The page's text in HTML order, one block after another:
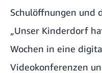
Schulöffnungen und
„Unser Kinderdorf
Wochen in eine
Videokonferenzen